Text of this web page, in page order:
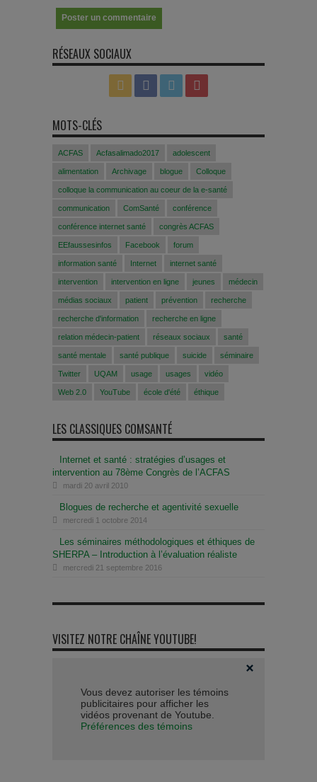
RÉSEAUX SOCIAUX
MOTS-CLÉS
ACFAS Acfasalimado2017 adolescent
alimentation Archivage blogue Colloque
colloque la communication au coeur de la e-santé
communication ComSanté conférence
conférence internet santé congrès ACFAS
EEfaussesinfos Facebook forum
information santé Internet internet santé
intervention intervention en ligne jeunes médecin
médias sociaux patient prévention recherche
recherche d'information recherche en ligne
relation médecin-patient réseaux sociaux santé
santé mentale santé publique suicide séminaire
Twitter UQAM usage usages vidéo
Web 2.0 YouTube école d'été éthique
LES CLASSIQUES COMSANTÉ
Internet et santé : stratégies d’usages et
intervention au 78ème Congrès de l’ACFAS
mardi 20 avril 2010
Blogues de recherche et agentivité sexuelle
mercredi 1 octobre 2014
Les séminaires méthodologiques et éthiques de
SHERPA – Introduction à l’évaluation réaliste
mercredi 21 septembre 2016
VISITEZ NOTRE CHAÎNE YOUTUBE!
Vous devez autoriser les témoins
publicitaires pour afficher les
vidéos provenant de Youtube.
Préférences des témoins